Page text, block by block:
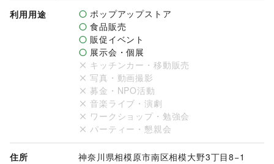
利用用途
ポップアップストア
食品販売
販促イベント
展示会・個展
キッチンカー・移動販売
写真・動画撮影
募金・NPO活動
音楽ライブ・演劇
ワークショップ・勉強会
パーティー・懇親会
住所 神奈川県相模原市南区相模大野3丁目8−1